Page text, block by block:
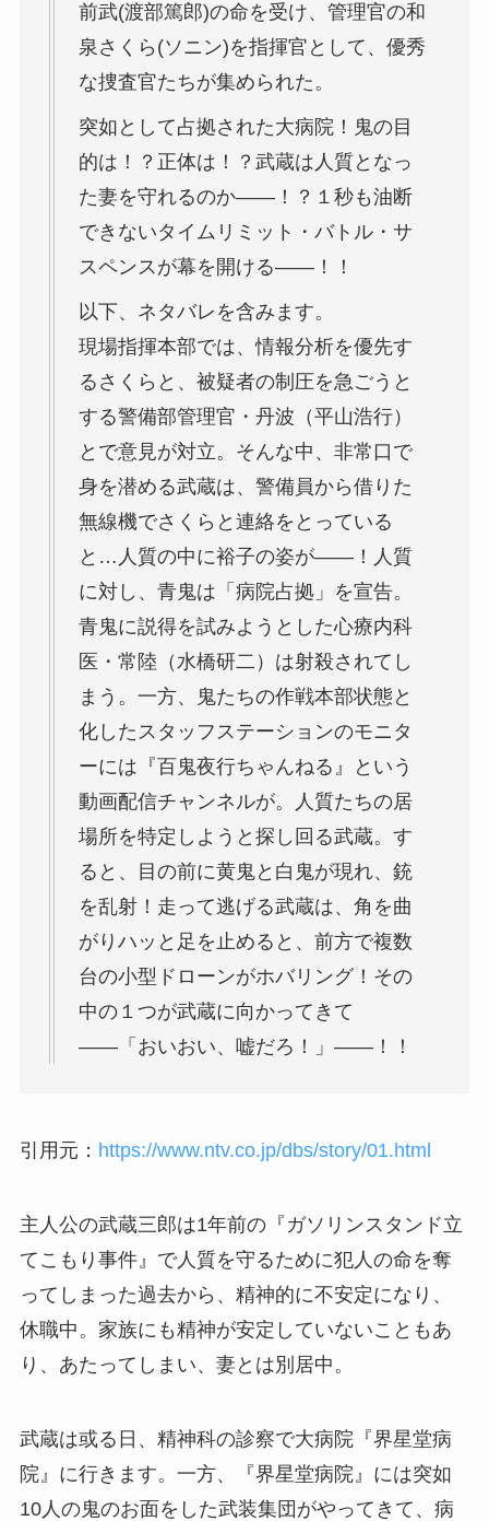
前武(渡部篤郎)の命を受け、管理官の和
泉さくら(ソニン)を指揮官として、優秀
な捜査官たちが集められた。
突如として占拠された大病院！鬼の目
的は！？正体は！？武蔵は人質となっ
た妻を守れるのか――！？１秒も油断
できないタイムリミット・バトル・サ
スペンスが幕を開ける――！！
以下、ネタバレを含みます。
現場指揮本部では、情報分析を優先す
るさくらと、被疑者の制圧を急ごうと
する警備部管理官・丹波（平山浩行）
とで意見が対立。そんな中、非常口で
身を潜める武蔵は、警備員から借りた
無線機でさくらと連絡をとっている
と…人質の中に裕子の姿が――！人質
に対し、青鬼は「病院占拠」を宣告。
青鬼に説得を試みようとした心療内科
医・常陸（水橋研二）は射殺されてし
まう。一方、鬼たちの作戦本部状態と
化したスタッフステーションのモニタ
ーには『百鬼夜行ちゃんねる』という
動画配信チャンネルが。人質たちの居
場所を特定しようと探し回る武蔵。す
ると、目の前に黄鬼と白鬼が現れ、銃
を乱射！走って逃げる武蔵は、角を曲
がりハッと足を止めると、前方で複数
台の小型ドローンがホバリング！その
中の１つが武蔵に向かってきて
――「おいおい、嘘だろ！」――！！
引用元： https://www.ntv.co.jp/dbs/story/01.html
主人公の武蔵三郎は1年前の『ガソリンスタンド立
てこもり事件』で人質を守るために犯人の命を奪
ってしまった過去から、精神的に不安定になり、
休職中。家族にも精神が安定していないこともあ
り、あたってしまい、妻とは別居中。
武蔵は或る日、精神科の診察で大病院『界星堂病
院』に行きます。一方、『界星堂病院』には突如
10人の鬼のお面をした武装集団がやってきて、病